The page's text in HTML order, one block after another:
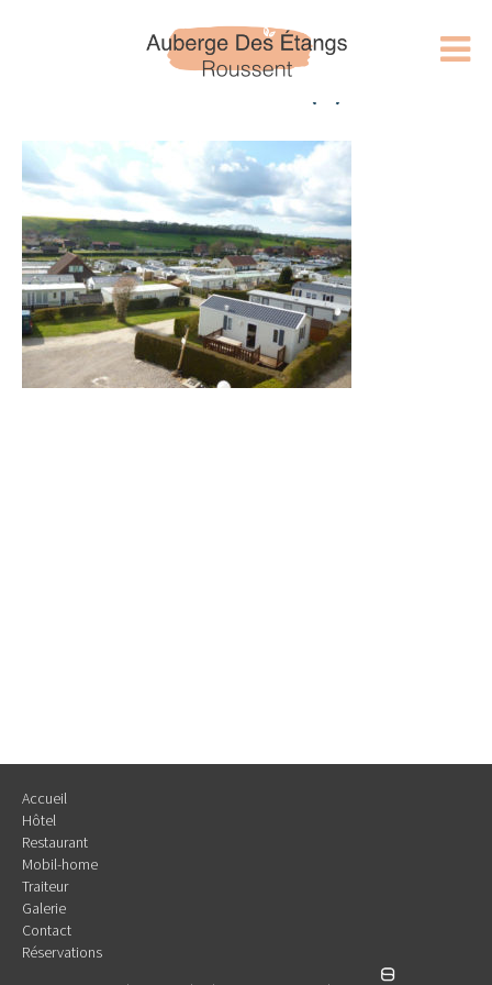
CAMPING 5 (2)
Accueil
Hôtel
Restaurant
Mobil-home
Traiteur
Galerie
Contact
Réservations